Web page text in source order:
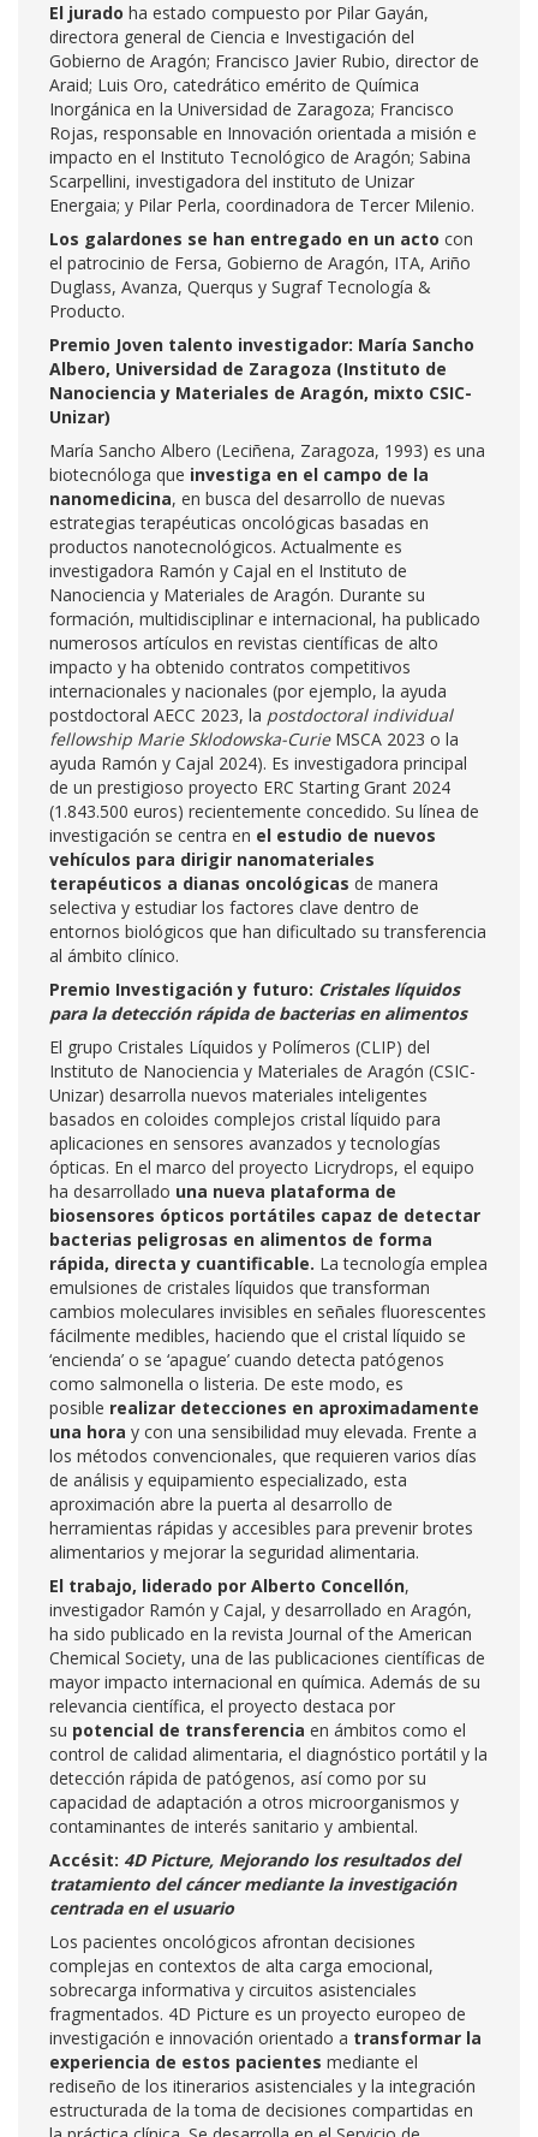
El jurado ha estado compuesto por Pilar Gayán,
directora general de Ciencia e Investigación del
Gobierno de Aragón; Francisco Javier Rubio, director de
Araid; Luis Oro, catedrático emérito de Química
Inorgánica en la Universidad de Zaragoza; Francisco
Rojas, responsable en Innovación orientada a misión e
impacto en el Instituto Tecnológico de Aragón; Sabina
Scarpellini, investigadora del instituto de Unizar
Energaia; y Pilar Perla, coordinadora de Tercer Milenio.
Los galardones se han entregado en un acto con
el patrocinio de Fersa, Gobierno de Aragón, ITA, Ariño
Duglass, Avanza, Querqus y Sugraf Tecnología &
Producto.
Premio Joven talento investigador: María Sancho
Albero, Universidad de Zaragoza (Instituto de
Nanociencia y Materiales de Aragón, mixto CSIC-
Unizar)
María Sancho Albero (Leciñena, Zaragoza, 1993) es una
biotecnóloga que investiga en el campo de la
nanomedicina, en busca del desarrollo de nuevas
estrategias terapéuticas oncológicas basadas en
productos nanotecnológicos. Actualmente es
investigadora Ramón y Cajal en el Instituto de
Nanociencia y Materiales de Aragón. Durante su
formación, multidisciplinar e internacional, ha publicado
numerosos artículos en revistas científicas de alto
impacto y ha obtenido contratos competitivos
internacionales y nacionales (por ejemplo, la ayuda
postdoctoral AECC 2023, la postdoctoral individual
fellowship Marie Sklodowska-Curie MSCA 2023 o la
ayuda Ramón y Cajal 2024). Es investigadora principal
de un prestigioso proyecto ERC Starting Grant 2024
(1.843.500 euros) recientemente concedido. Su línea de
investigación se centra en el estudio de nuevos
vehículos para dirigir nanomateriales
terapéuticos a dianas oncológicas de manera
selectiva y estudiar los factores clave dentro de
entornos biológicos que han dificultado su transferencia
al ámbito clínico.
Premio Investigación y futuro: Cristales líquidos
para la detección rápida de bacterias en alimentos
El grupo Cristales Líquidos y Polímeros (CLIP) del
Instituto de Nanociencia y Materiales de Aragón (CSIC-
Unizar) desarrolla nuevos materiales inteligentes
basados en coloides complejos cristal líquido para
aplicaciones en sensores avanzados y tecnologías
ópticas. En el marco del proyecto Licrydrops, el equipo
ha desarrollado una nueva plataforma de
biosensores ópticos portátiles capaz de detectar
bacterias peligrosas en alimentos de forma
rápida, directa y cuantificable. La tecnología emplea
emulsiones de cristales líquidos que transforman
cambios moleculares invisibles en señales fluorescentes
fácilmente medibles, haciendo que el cristal líquido se
‘encienda’ o se ‘apague’ cuando detecta patógenos
como salmonella o listeria. De este modo, es
posible realizar detecciones en aproximadamente
una hora y con una sensibilidad muy elevada. Frente a
los métodos convencionales, que requieren varios días
de análisis y equipamiento especializado, esta
aproximación abre la puerta al desarrollo de
herramientas rápidas y accesibles para prevenir brotes
alimentarios y mejorar la seguridad alimentaria.
El trabajo, liderado por Alberto Concellón,
investigador Ramón y Cajal, y desarrollado en Aragón,
ha sido publicado en la revista Journal of the American
Chemical Society, una de las publicaciones científicas de
mayor impacto internacional en química. Además de su
relevancia científica, el proyecto destaca por
su potencial de transferencia en ámbitos como el
control de calidad alimentaria, el diagnóstico portátil y la
detección rápida de patógenos, así como por su
capacidad de adaptación a otros microorganismos y
contaminantes de interés sanitario y ambiental.
Accésit: 4D Picture, Mejorando los resultados del
tratamiento del cáncer mediante la investigación
centrada en el usuario
Los pacientes oncológicos afrontan decisiones
complejas en contextos de alta carga emocional,
sobrecarga informativa y circuitos asistenciales
fragmentados. 4D Picture es un proyecto europeo de
investigación e innovación orientado a transformar la
experiencia de estos pacientes mediante el
rediseño de los itinerarios asistenciales y la integración
estructurada de la toma de decisiones compartidas en